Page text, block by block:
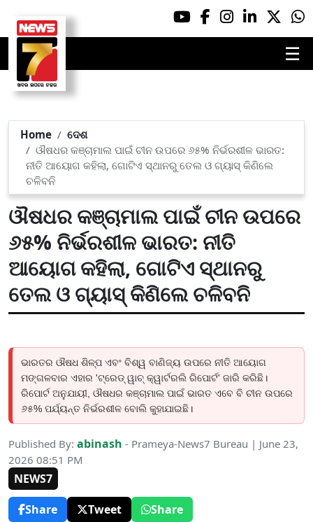
☰
Home
ଦେଶ
ଔଷଧର କଞ୍ଚାମାଲ ପାଇଁ ଚୀନ ଉପରେ ୬୫% ନିର୍ଭରଶୀଳ ଭାରତ:
ନୀତି ଆୟୋଗ କହିଲା, ଗୋଟିଏ ସ୍ଥାନରୁ ତେଲ ଓ ଗ୍ୟାସ୍ କିଣିଲେ
ଚଳିବନି
ଔଷଧର କଞ୍ଚାମାଲ ପାଇଁ ଚୀନ ଉପରେ
୬୫% ନିର୍ଭରଶୀଳ ଭାରତ: ନୀତି
ଆୟୋଗ କହିଲା, ଗୋଟିଏ ସ୍ଥାନରୁ
ତେଲ ଓ ଗ୍ୟାସ୍ କିଣିଲେ ଚଳିବନି
ଭାରତର ଔଷଧ ଶିଳ୍ପ ଏବଂ ବିଶ୍ୱ ବାଣିଜ୍ୟ ଉପରେ ନୀତି ଆୟୋଗ
ମଙ୍ଗଳବାର ଏହାର 'ଟ୍ରେଡ୍ ୱାଚ୍ କ୍ୱାର୍ଟରଲି ରିପୋର୍ଟ' ଜାରି କରିଛି।
ରିପୋର୍ଟ ଅନୁଯାୟୀ, ଔଷଧର କଞ୍ଚାମାଲ ପାଇଁ ଭାରତ ଏବେ ବି ଚୀନ ଉପରେ
୬୫% ପର୍ଯ୍ୟନ୍ତ ନିର୍ଭରଶୀଳ ବୋଲି କୁହାଯାଇଛି।
Published By: abinash - Prameya-News7 Bureau | June 23,
2026 08:51 PM
NEWS7
Share
Tweet Share